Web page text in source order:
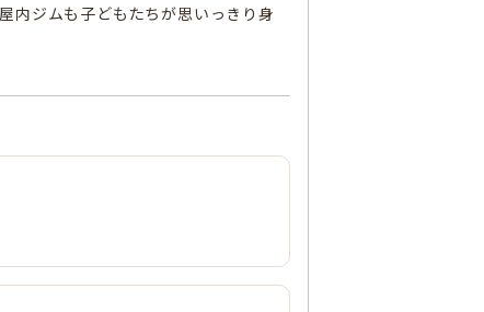
内ジムも子どもたちが思いっきり身